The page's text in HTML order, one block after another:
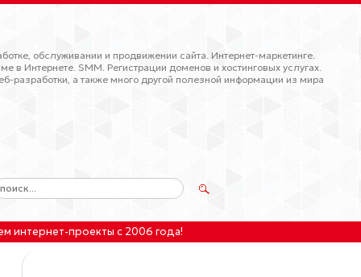
обслуживании и продвижении сайта. Интернет-маркетинге.
в Интернете. SMM. Регистрации доменов и хостинговых услугах.
разработки, а также много другой полезной информации из мира
интернет-проекты с 2006 года!